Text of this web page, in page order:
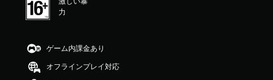
階
の
5
で
す
力
ゲーム内課金あり
オフラインプレイ対応